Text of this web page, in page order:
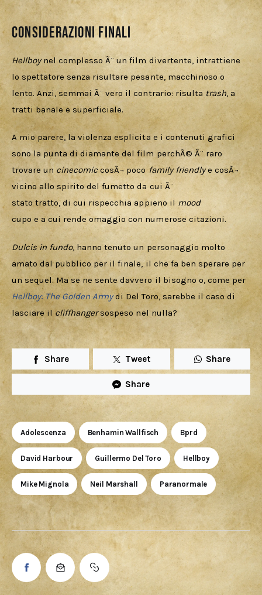
CONSIDERAZIONI FINALI
Hellboy nel complesso Ã¨ un film divertente, intrattiene
lo spettatore senza risultare pesante, macchinoso o
lento. Anzi, semmai Ã¨ vero il contrario: risulta trash, a
tratti banale e superficiale.
A mio parere, la violenza esplicita e i contenuti grafici
sono la punta di diamante del film perchÃ© Ã¨ raro
trovare un cinecomic cosÃ¬ poco family friendly e cosÃ¬
vicino allo spirito del fumetto da cui Ã¨
stato tratto, di cui rispecchia appieno il mood
cupo e a cui rende omaggio con numerose citazioni.
Dulcis in fundo, hanno tenuto un personaggio molto
amato dal pubblico per il finale, il che fa ben sperare per
un sequel. Ma se ne sente davvero il bisogno o, come per
Hellboy: The Golden Army di Del Toro, sarebbe il caso di
lasciare il cliffhanger sospeso nel nulla?
Share Tweet Share
Share
Adolescenza Benhamin Wallfisch Bprd
David Harbour Guillermo Del Toro Hellboy
Mike Mignola Neil Marshall Paranormale